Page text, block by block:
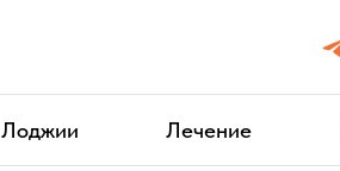
Лоджии Лечение